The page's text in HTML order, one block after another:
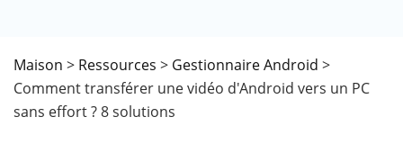
Maison > Ressources > Gestionnaire Android >
Comment transférer une vidéo d'Android vers un PC
sans effort ? 8 solutions